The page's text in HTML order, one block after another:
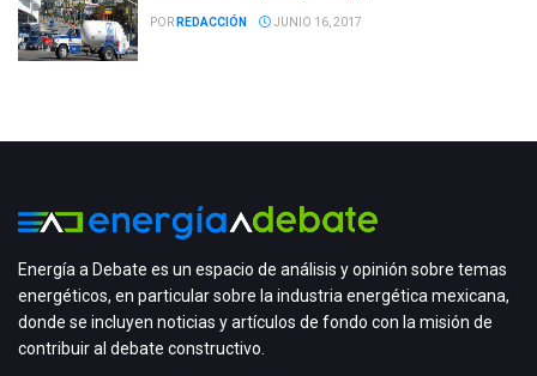
POR REDACCIÓN JUNIO 16, 2017
Energía a Debate es un espacio de análisis y opinión sobre temas
energéticos, en particular sobre la industria energética mexicana,
donde se incluyen noticias y artículos de fondo con la misión de
contribuir al debate constructivo.